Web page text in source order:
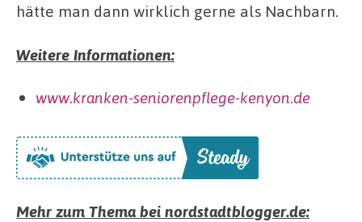
hätte man dann wirklich gerne als Nachbarn.
Weitere Informationen:
www.kranken-seniorenpflege-kenyon.de
Mehr zum Thema bei nordstadtblogger.de: